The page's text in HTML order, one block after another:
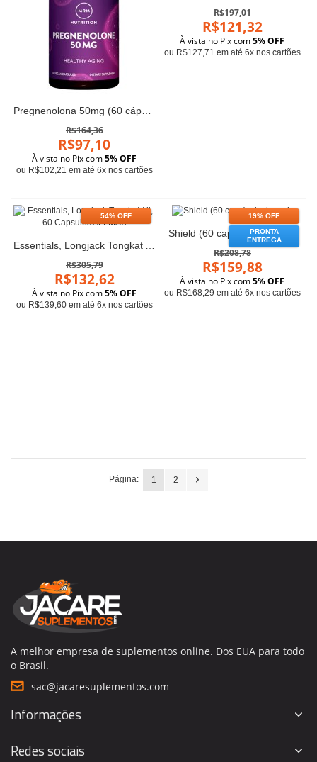
Pregnenolona 50mg (60 cápsulas) - MRM
R$164,36
R$97,10
À vista no Pix com5% OFF
ou R$102,21 em até 6x nos cartões
R$197,01
R$121,32
À vista no Pix com5% OFF
ou R$127,71 em até 6x nos cartões
54% OFF
Essentials, Longjack Tongkat Ali, 60 Capsules ALLMAX
R$305,79
R$132,62
À vista no Pix com5% OFF
ou R$139,60 em até 6x nos cartões
19% OFF
PRONTA
ENTREGA
Shield (60 caps) - Androtech
R$208,78
R$159,88
À vista no Pix com5% OFF
ou R$168,29 em até 6x nos cartões
Página: 1 2
A melhor empresa de suplementos online. Dos EUA para todo
o Brasil.
sac@jacaresuplementos.com
Informações
Redes sociais